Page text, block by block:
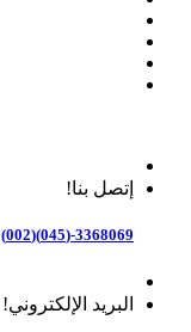
إتصل بنا!
3368069-(045)(002)
البريد الإلكتروني!